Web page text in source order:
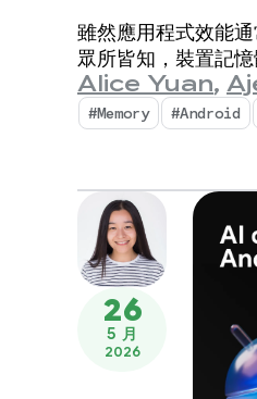
雖然應用程式效能
眾所皆知，裝置記憶
Alice Yuan,
#Memory #Android
26
5 月
2026